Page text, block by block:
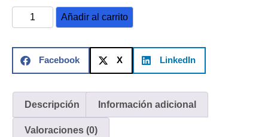
Adaptador
y
VideoCable
Coaxial y
ConectoresCables
Armados -
CoaxialCategoría
5eFibra
Añadir al carrito
Facebook X LinkedIn
Descripción Información adicional
Valoraciones (0)